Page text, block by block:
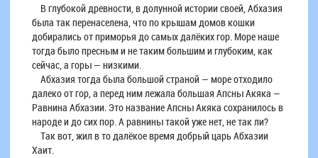
В глубокой древности, в долунной истории своей, Абхазия
была так перенаселена, что по крышам домов кошки
добирались от приморья до самых далёких гор. Море наше
тогда было пресным и не таким большим и глубоким, как
сейчас, а горы — низкими.
Абхазия тогда была большой страной — море отходило
далеко от гор, а перед ним лежала большая Апсны Акяка —
Равнина Абхазии. Это название Апсны Акяка сохранилось в
народе и до сих пор. А равнины такой уже нет, не так ли?
Так вот, жил в то далёкое время добрый царь Абхазии
Хаит.